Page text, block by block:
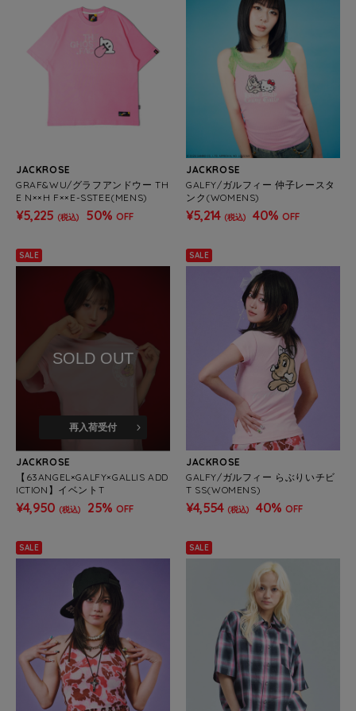
JACKROSE
GRAF&WU/グラフアンドウー TH
E N××H F××E-SSTEE(MENS)
¥5,225 (税込) 50% OFF
JACKROSE
GALFY/ガルフィー 仲子レースタ
ンク(WOMENS)
¥5,214 (税込) 40% OFF
SALE
SOLD OUT
再入荷受付
JACKROSE
【63ANGEL×GALFY×GALLIS ADD
ICTION】イベントT
¥4,950 (税込) 25% OFF
SALE
JACKROSE
GALFY/ガルフィー らぶりいチビ
T SS(WOMENS)
¥4,554 (税込) 40% OFF
SALE SALE